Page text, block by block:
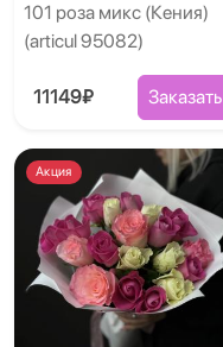
101 роза микс (Кения)
(articul 95082)
11149₽ Заказать
Акция